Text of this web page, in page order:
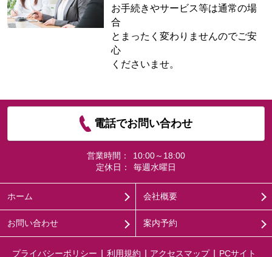
お手続きやサービス等は通常の場
合
とまったく変わりませんのでご安
心
くださいませ。
電話でお問い合わせ
営業時間：
10:00～18:00
定休日：
毎週水曜日
ホーム 会社概要
お問い合わせ 案内予約
プライバシーポリシー 利用規約 アクセスマップ PCサイト